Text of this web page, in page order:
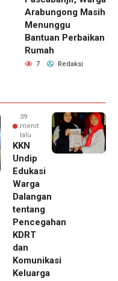
Arabungong Masih
Menunggu
Bantuan Perbaikan
Rumah
7 Redaksi
39
menit
lalu
KKN
Undip
Edukasi
Warga
Dalangan
tentang
Pencegahan
KDRT
dan
Komunikasi
Keluarga